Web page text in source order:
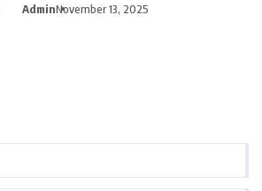
AdminNovember 13, 2025